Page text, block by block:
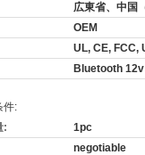
広東省、中国
OEM
UL, CE, FCC,
Bluetooth
件:
:
1pc
negotiable